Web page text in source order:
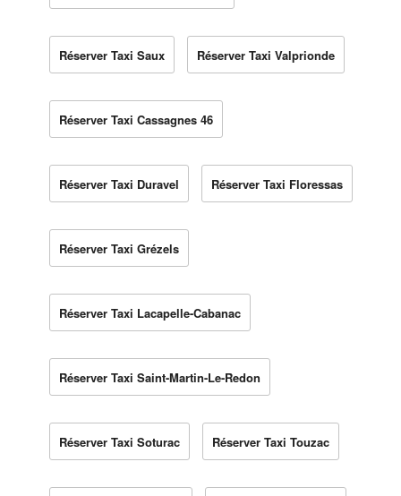
Réserver Taxi Saux Réserver Taxi Valprionde
Réserver Taxi Cassagnes 46
Réserver Taxi Duravel Réserver Taxi Floressas
Réserver Taxi Grézels
Réserver Taxi Lacapelle-Cabanac
Réserver Taxi Saint-Martin-Le-Redon
Réserver Taxi Soturac Réserver Taxi Touzac